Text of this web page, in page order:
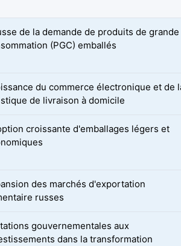
de la demande de produits de grande
(PGC) emballés
du commerce électronique et de
de livraison à domicile
croissante d'emballages légers et
des marchés d'exportation
russes
gouvernementales aux
dans la transformation